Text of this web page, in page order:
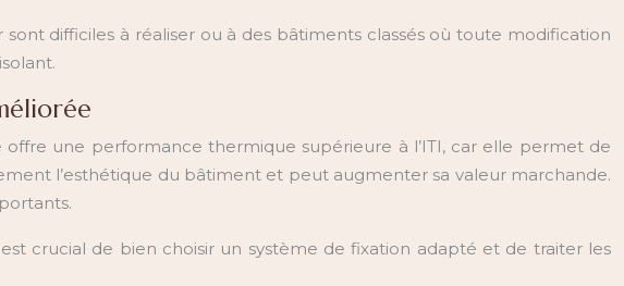
difficiles à réaliser ou à des bâtiments classés où toute modification
offre une performance thermique supérieure à l’ITI, car elle permet de
l’esthétique du bâtiment et peut augmenter sa valeur marchande.
crucial de bien choisir un système de fixation adapté et de traiter les